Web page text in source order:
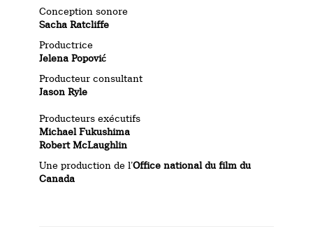
Conception sonore
Sacha Ratcliffe
Productrice
Jelena Popović
Producteur consultant
Jason Ryle
Producteurs exécutifs
Michael Fukushima
Robert McLaughlin
Une production de l’Office national du film du
Canada